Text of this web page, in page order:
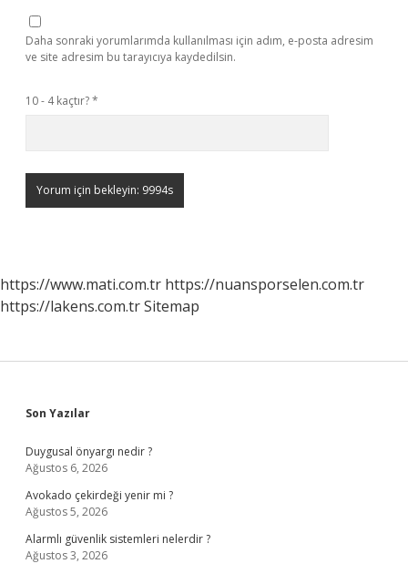
Daha sonraki yorumlarımda kullanılması için adım, e-posta adresim
ve site adresim bu tarayıcıya kaydedilsin.
10 - 4 kaçtır?*
https://www.mati.com.tr https://nuansporselen.com.tr
https://lakens.com.trSitemap
Sidebar
Son Yazılar
Duygusal önyargı nedir ?
Ağustos 6, 2026
Avokado çekirdeği yenir mi ?
Ağustos 5, 2026
Alarmlı güvenlik sistemleri nelerdir ?
Ağustos 3, 2026